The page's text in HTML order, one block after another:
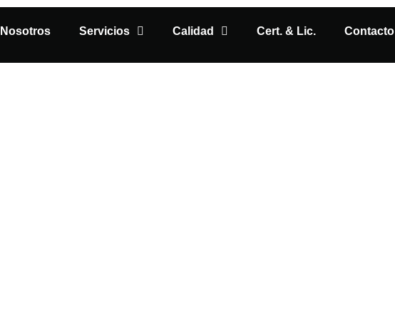
Nosotros Servicios Calidad Cert. & Lic. Contacto